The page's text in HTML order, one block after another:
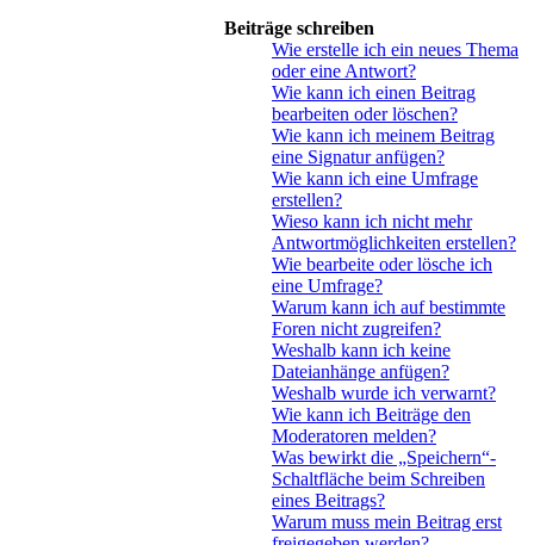
Beiträge schreiben
Wie erstelle ich ein neues Thema
oder eine Antwort?
Wie kann ich einen Beitrag
bearbeiten oder löschen?
Wie kann ich meinem Beitrag
eine Signatur anfügen?
Wie kann ich eine Umfrage
erstellen?
Wieso kann ich nicht mehr
Antwortmöglichkeiten erstellen?
Wie bearbeite oder lösche ich
eine Umfrage?
Warum kann ich auf bestimmte
Foren nicht zugreifen?
Weshalb kann ich keine
Dateianhänge anfügen?
Weshalb wurde ich verwarnt?
Wie kann ich Beiträge den
Moderatoren melden?
Was bewirkt die „Speichern“-
Schaltfläche beim Schreiben
eines Beitrags?
Warum muss mein Beitrag erst